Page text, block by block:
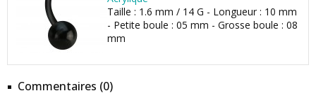
Taille : 1.6 mm / 14 G - Longueur : 10 mm
- Petite boule : 05 mm - Grosse boule : 08
mm
Commentaires (0)